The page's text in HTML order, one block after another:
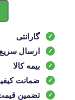
گارانتی
ارسال سریع
بیمه کالا
ضمانت
تضمین